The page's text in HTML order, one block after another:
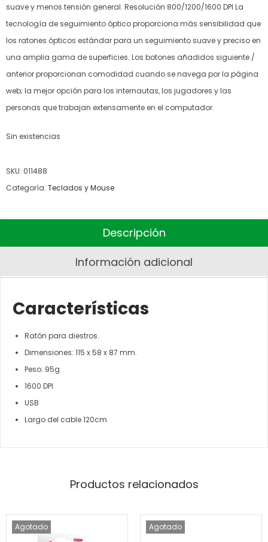
suave y menos tensión general. Resolución 800/1200/1600 DPI La
tecnología de seguimiento óptico proporciona más sensibilidad que
los ratones ópticos estándar para un seguimiento suave y preciso en
una amplia gama de superficies. Los botones añadidos siguiente /
anterior proporcionan comodidad cuando se navega por la página
web; la mejor opción para los internautas, los jugadores y las
personas que trabajan extensamente en el computador.
Sin existencias
SKU: 011488
Categoría: Teclados y Mouse
Descripción
Información adicional
Características
Ratón para diestros.
Dimensiones: 115 x 58 x 87 mm.
Peso: 95g
1600 DPI
USB
Largo del cable 120cm
Productos relacionados
Agotado Agotado